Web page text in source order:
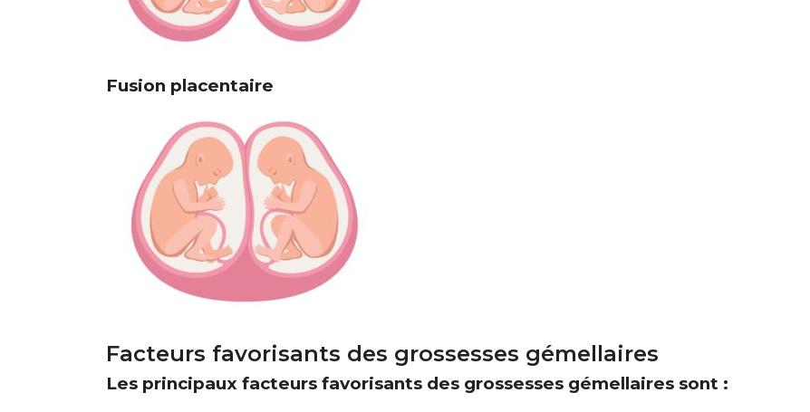
Fusion placentaire
Facteurs favorisants des grossesses gémellaires
Les principaux facteurs favorisants des grossesses gémellaires sont :